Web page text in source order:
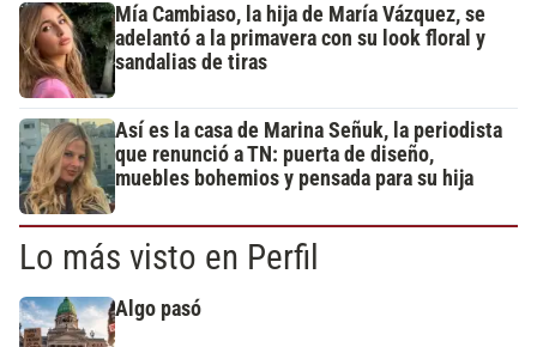
Mía Cambiaso, la hija de María Vázquez, se
adelantó a la primavera con su look floral y
sandalias de tiras
Así es la casa de Marina Señuk, la periodista
que renunció a TN: puerta de diseño,
muebles bohemios y pensada para su hija
Lo más visto en Perfil
Algo pasó